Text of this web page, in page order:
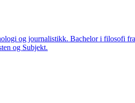
og journalistikk. Bachelor i filosofi
og Subjekt.